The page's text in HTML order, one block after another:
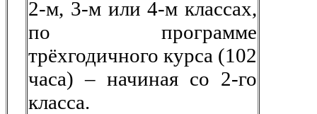
2-м, 3-м или 4-м классах,
по программе
трёхгодичного курса (102
часа) – начиная со 2-го
класса.